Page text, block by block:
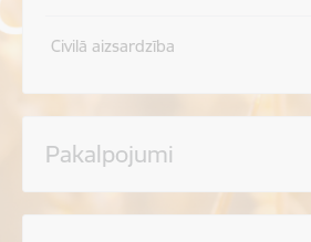
Civilā aizsardzība
Pakalpojumi